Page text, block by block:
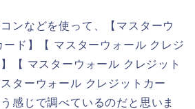
ンなどを使って、【マスターウ
ード】【 マスターウォール クレジ
【 マスターウォール クレジット
ターウォール クレジットカー
感じで調べているのだと思いま